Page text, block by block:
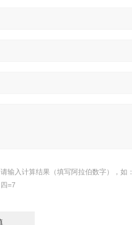
请输入计算结果（填写阿拉伯数字），如
四=7